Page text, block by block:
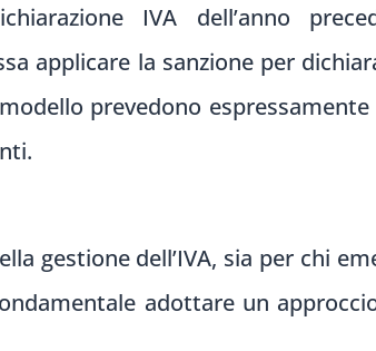
IVA dell’anno
applicare la sanzione per
prevedono
gestione dell’IVA, sia per chi
adottare un